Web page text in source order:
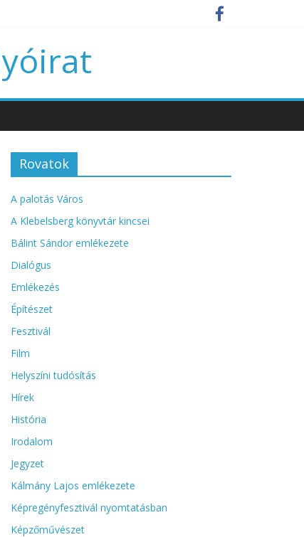
Rovatok
A palotás Város
A Klebelsberg könyvtár kincsei
Bálint Sándor emlékezete
Dialógus
Emlékezés
Építészet
Fesztivál
Film
Helyszíni tudósítás
Hírek
História
Irodalom
Jegyzet
Kálmány Lajos emlékezete
Képregényfesztivál nyomtatásban
Képzőművészet